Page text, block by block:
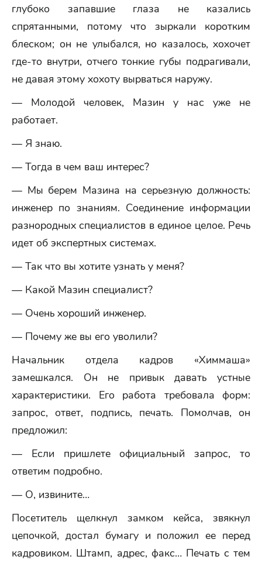
глубоко запавшие глаза не казались
спрятанными, потому что зыркали коротким
блеском; он не улыбался, но казалось, хохочет
где-то внутри, отчего тонкие губы подрагивали,
не давая этому хохоту вырваться наружу.
— Молодой человек, Мазин у нас уже не
работает.
— Я знаю.
— Тогда в чем ваш интерес?
— Мы берем Мазина на серьезную должность:
инженер по знаниям. Соединение информации
разнородных специалистов в единое целое. Речь
идет об экспертных системах.
— Так что вы хотите узнать у меня?
— Какой Мазин специалист?
— Очень хороший инженер.
— Почему же вы его уволили?
Начальник отдела кадров «Химмаша»
замешкался. Он не привык давать устные
характеристики. Его работа требовала форм:
запрос, ответ, подпись, печать. Помолчав, он
предложил:
— Если пришлете официальный запрос, то
ответим подробно.
— О, извините…
Посетитель щелкнул замком кейса, звякнул
цепочкой, достал бумагу и положил ее перед
кадровиком. Штамп, адрес, факс… Печать с тем